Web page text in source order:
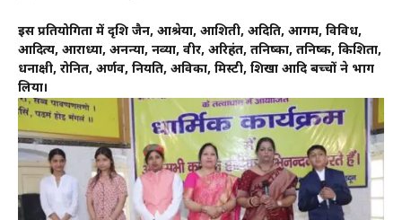
इस प्रतियोगिता में दृशि जैन, आश्रेया, आशिती, अदिति, आगम, विविध,
आदित्य, आराध्या, अनन्या, नव्या, वीर, अरिहंत, तनिष्का, तनिष्क, किशिता,
धनाक्षी, रोनित, अर्णव, नियति, अविका, मिस्टी, शिखा आदि बच्चों ने भाग
लिया।